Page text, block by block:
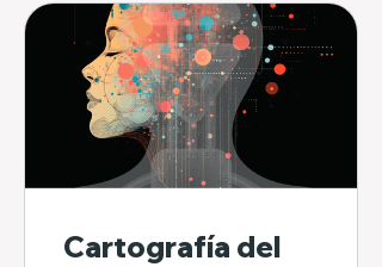
Cartografía del